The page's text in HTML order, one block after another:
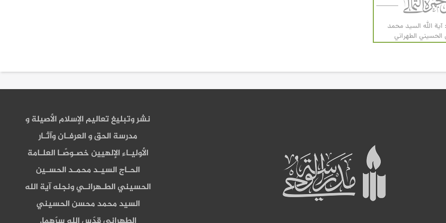
آية الله السيد محمد
الطهراني
نشر وتبليغ تعاليم الإسلام الأصيلة و
مدرسة الحق و العرفـان وآثـار
الأوليـاء الإلهيين خصـوصًـا العلـامة
الحـاج السيـد محمـد الحسـين
الحسيني الطـهرانـي ونجله آية الله
السيد محمد محسن الحسيني